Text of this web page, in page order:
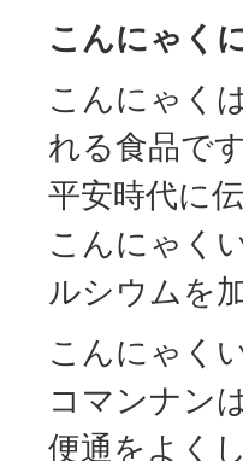
こんにゃく
こんにゃく
れる食品で
平安時代に
こんにゃく
ルシウムを
こんにゃく
コマンナン
便通をよく